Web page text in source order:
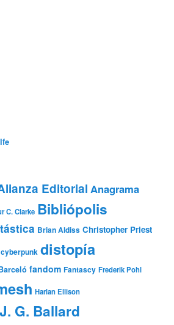
Editorial Anagrama
C. Clarke Bibliópolis
Brian Aldiss Christopher Priest
cyberpunk distopía
fandom Fantascy Frederik Pohl
Harlan Ellison
J. G. Ballard